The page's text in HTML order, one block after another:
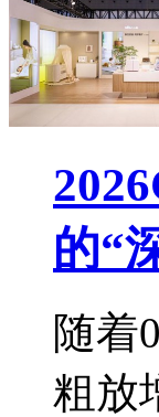
的“
随着
粗放